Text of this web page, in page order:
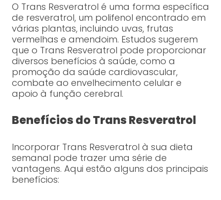
O Trans Resveratrol é uma forma específica
de resveratrol, um polifenol encontrado em
várias plantas, incluindo uvas, frutas
vermelhas e amendoim. Estudos sugerem
que o Trans Resveratrol pode proporcionar
diversos benefícios à saúde, como a
promoção da saúde cardiovascular,
combate ao envelhecimento celular e
apoio à função cerebral.
Benefícios do Trans Resveratrol
Incorporar Trans Resveratrol à sua dieta
semanal pode trazer uma série de
vantagens. Aqui estão alguns dos principais
benefícios: